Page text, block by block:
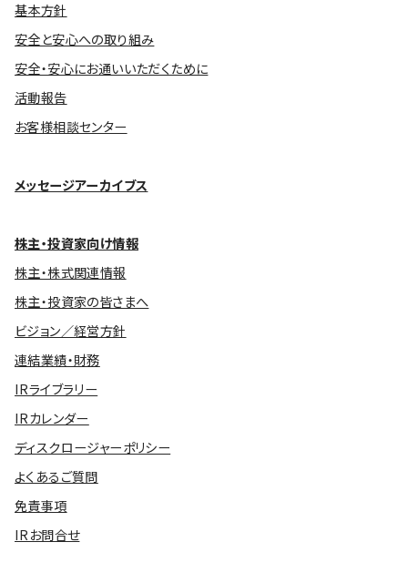
基本方針
安全と安心への取り組み
安全・安心にお通いいただくために
活動報告
お客様相談センター
メッセージアーカイブス
株主・投資家向け情報
株主・株式関連情報
株主・投資家の皆さまへ
ビジョン／経営方針
連結業績・財務
IRライブラリー
IRカレンダー
ディスクロージャーポリシー
よくあるご質問
免責事項
IRお問合せ